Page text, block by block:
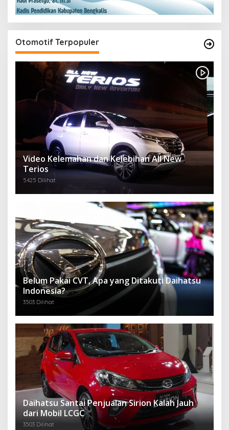
Otomotif Terpopuler
Video Kelemahan dan Kelebihan All New
Terios
5425 Dilihat
Belum Pakai CVT, Apa yang Ditakuti Daihatsu
Indonesia?
3503 Dilihat
Daihatsu Santai Penjualan Sirion Kalah Jauh
dari Mobil LCGC
3503 Dilihat